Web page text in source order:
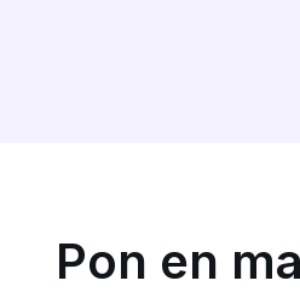
Pon en